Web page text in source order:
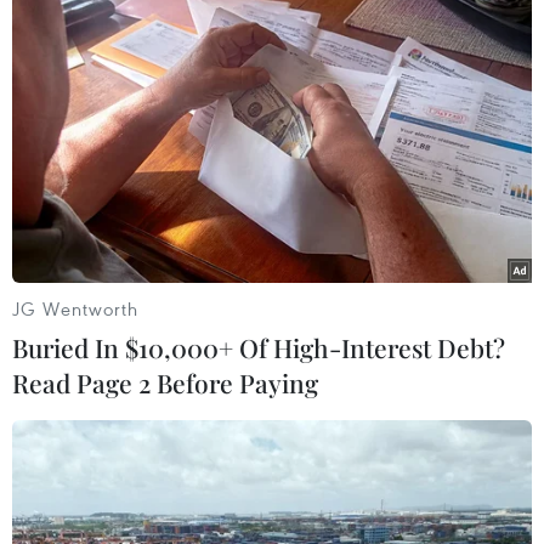
Tuy nhiên, giới chuyên gia cảnh báo điều tồi tệ
nhất vẫn chưa xảy ra./.
(TTXVN/Vietnam+)
JG Wentworth
Buried In $10,000+ Of High-Interest Debt?
Read Page 2 Before Paying